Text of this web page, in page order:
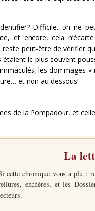
Difficile, on ne
et encore, cela
peut-être de vérifier
étaient le plus souvent
les dommages
et non au dessous!
de la Pompadour, et
La
cette chronique vous a plu :
enchères, et les